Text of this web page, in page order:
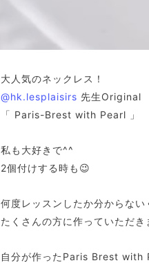
大人気のネックレス！
@hk.lesplaisirs 先生Original
「 Paris-Brest with Pearl 」
私も大好きで^^
2個付けする時も😉
何度レッスンしたか分からない
たくさんの方に作っていただ
自分が作ったParis Brest with